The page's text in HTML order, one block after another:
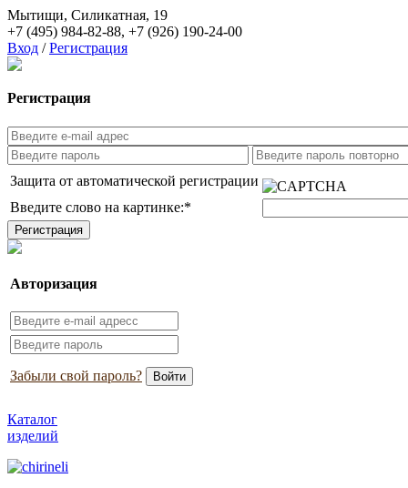
Мытищи, Силикатная, 19
+7 (495) 984-82-88, +7 (926) 190-24-00
Вход / Регистрация
Регистрация
Защита от автоматической регистрации
Введите слово на картинке:*
Авторизация
Забыли свой пароль?
Каталог
изделий